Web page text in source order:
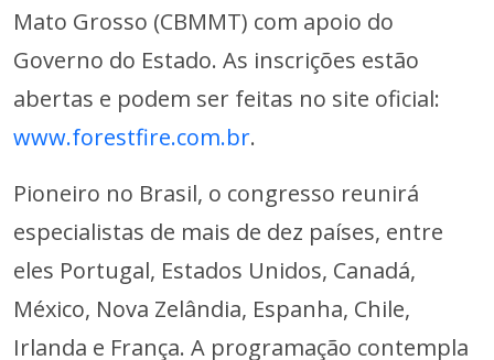
Mato Grosso (CBMMT) com apoio do
Governo do Estado. As inscrições estão
abertas e podem ser feitas no site oficial:
www.forestfire.com.br.
Pioneiro no Brasil, o congresso reunirá
especialistas de mais de dez países, entre
eles Portugal, Estados Unidos, Canadá,
México, Nova Zelândia, Espanha, Chile,
Irlanda e França. A programação contempla